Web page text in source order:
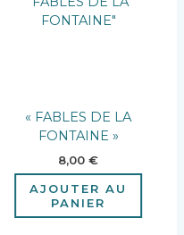
« FABLES DE LA
FONTAINE »
8,00€
AJOUTER AU
PANIER